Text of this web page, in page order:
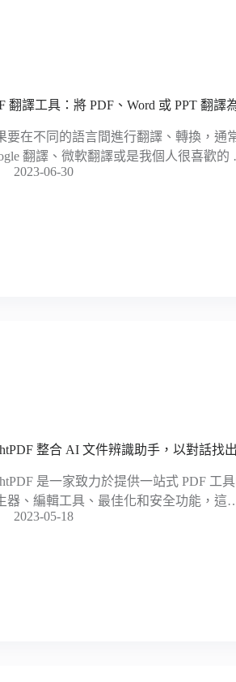
翻譯工具：將 PDF、Word 或 PPT 翻譯
要在不同的語言間進行翻譯、轉換，通
翻譯、微軟翻譯或是我個人很喜歡的
2023-06-30
整合 AI 文件辨識助手，以對話找
是一家致力於提供一站式 PDF 工
器、編輯工具、最佳化和安全功能，這
2023-05-18